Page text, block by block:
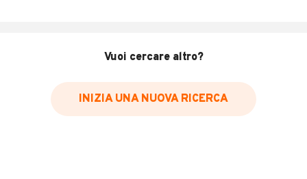
MOTORE RIFATTO 100000KM FA
INFORMAZIONI VEICOLO
Vuoi cercare altro?
INIZIA UNA NUOVA RICERCA